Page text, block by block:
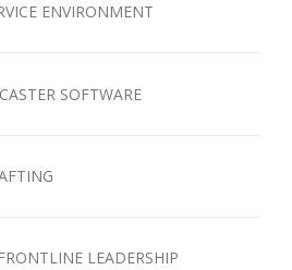
ENVIRONMENT
SOFTWARE
LEADERSHIP